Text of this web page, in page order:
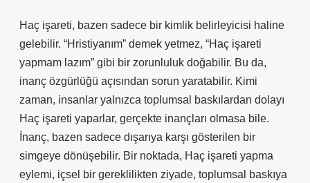
Haç işareti, bazen sadece bir kimlik belirleyicisi haline
gelebilir. “Hristiyanım” demek yetmez, “Haç işareti
yapmam lazım” gibi bir zorunluluk doğabilir. Bu da,
inanç özgürlüğü açısından sorun yaratabilir. Kimi
zaman, insanlar yalnızca toplumsal baskılardan dolayı
Haç işareti yaparlar, gerçekte inançları olmasa bile.
İnanç, bazen sadece dışarıya karşı gösterilen bir
simgeye dönüşebilir. Bir noktada, Haç işareti yapma
eylemi, içsel bir gereklilikten ziyade, toplumsal baskıya